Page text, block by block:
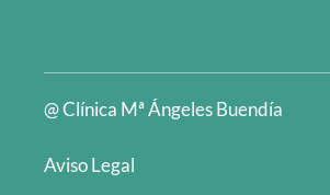
@ Clínica Mª Ángeles Buendía
Aviso Legal